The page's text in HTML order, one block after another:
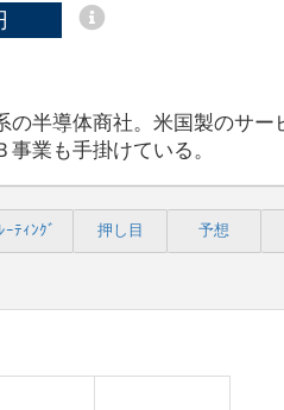
の半導体商社。米国製のサー
業も手掛けている。
ﾚｰﾃｨﾝｸﾞ 押し目 予想